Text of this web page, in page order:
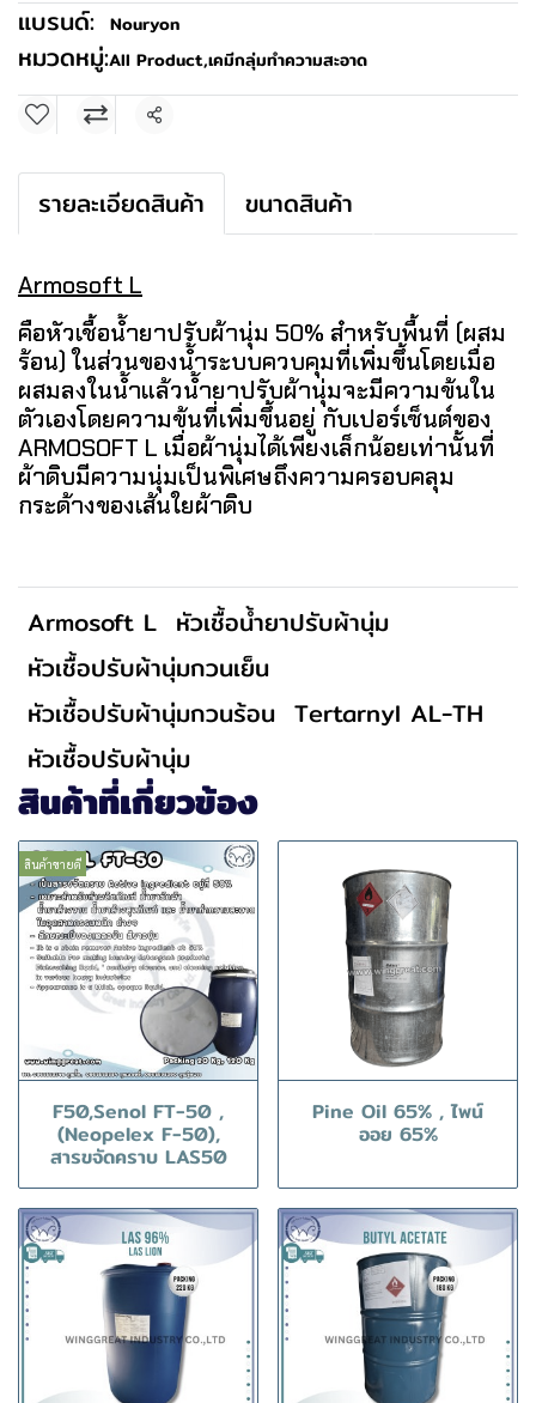
แบรนด์: Nouryon
หมวดหมู่:All Product,เคมีกลุ่มทำความสะอาด
แชร์
รายละเอียดสินค้า ขนาดสินค้า
Armosoft L
คือหัวเชื้อน้ำยาปรับผ้านุ่ม 50% สำหรับพื้นที่ (ผสม
ร้อน) ในส่วนของน้ำระบบควบคุมที่เพิ่มขึ้นโดยเมื่อ
ผสมลงในน้ำแล้วน้ำยาปรับผ้านุ่มจะมีความข้นใน
ตัวเองโดยความข้นที่เพิ่มขึ้นอยู่ กับเปอร์เซ็นต์ของ
ARMOSOFT L เมื่อผ้านุ่มได้เพียงเล็กน้อยเท่านั้นที่
ผ้าดิบมีความนุ่มเป็นพิเศษถึงความครอบคลุม
กระด้างของเส้นใยผ้าดิบ
Armosoft L หัวเชื้อน้ำยาปรับผ้านุ่ม
หัวเชื้อปรับผ้านุ่มกวนเย็น
หัวเชื้อปรับผ้านุ่มกวนร้อน Tertarnyl AL-TH
หัวเชื้อปรับผ้านุ่ม
สินค้าที่เกี่ยวข้อง
สินค้าขายดี
F50,Senol FT-50 ,
(Neopelex F-50),
สารขจัดคราบ LAS50
Pine Oil 65% , ไพน์
ออย 65%